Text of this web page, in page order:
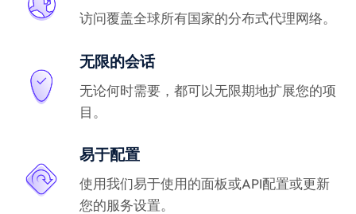
访问覆盖全球所有国家的分布式代理网络。
无限的会话
无论何时需要，都可以无限期地扩展您的项
目。
易于配置
使用我们易于使用的面板或API配置或更新
您的服务设置。